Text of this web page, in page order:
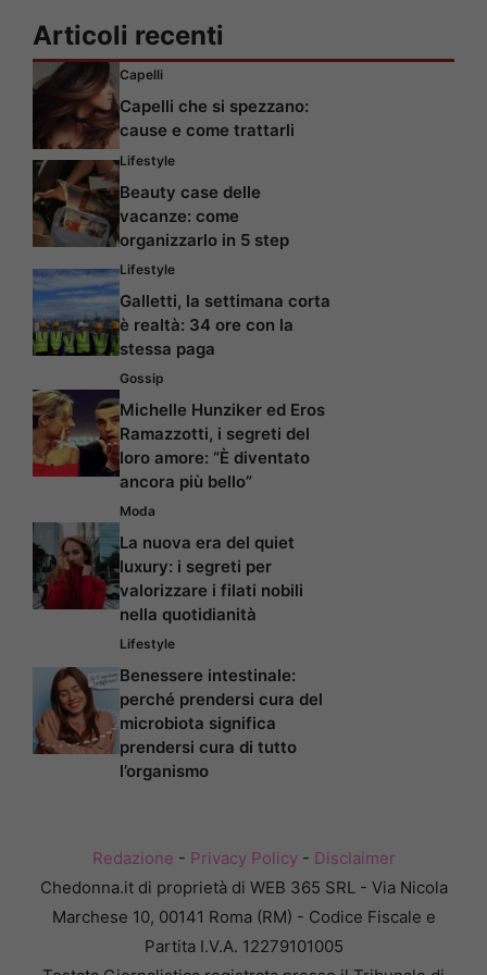
Articoli recenti
Capelli
Capelli che si spezzano:
cause e come trattarli
Lifestyle
Beauty case delle
vacanze: come
organizzarlo in 5 step
Lifestyle
Galletti, la settimana corta
è realtà: 34 ore con la
stessa paga
Gossip
Michelle Hunziker ed Eros
Ramazzotti, i segreti del
loro amore: “È diventato
ancora più bello”
Moda
La nuova era del quiet
luxury: i segreti per
valorizzare i filati nobili
nella quotidianità
Lifestyle
Benessere intestinale:
perché prendersi cura del
microbiota significa
prendersi cura di tutto
l’organismo
Redazione - Privacy Policy- Disclaimer
Chedonna.it di proprietà di WEB 365 SRL - Via Nicola
Marchese 10, 00141 Roma (RM) - Codice Fiscale e
Partita I.V.A. 12279101005